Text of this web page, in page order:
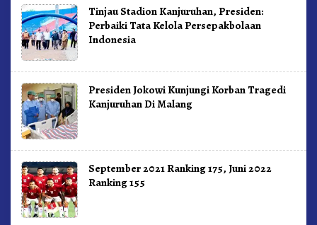
Tinjau Stadion Kanjuruhan, Presiden:
Perbaiki Tata Kelola Persepakbolaan
Indonesia
Presiden Jokowi Kunjungi Korban Tragedi
Kanjuruhan Di Malang
September 2021 Ranking 175, Juni 2022
Ranking 155